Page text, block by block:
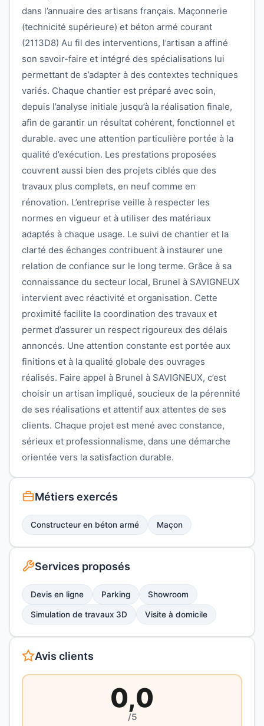
dans l’annuaire des artisans français. Maçonnerie
(technicité supérieure) et béton armé courant
(2113D8) Au fil des interventions, l’artisan a affiné
son savoir-faire et intégré des spécialisations lui
permettant de s’adapter à des contextes techniques
variés. Chaque chantier est préparé avec soin,
depuis l’analyse initiale jusqu’à la réalisation finale,
afin de garantir un résultat cohérent, fonctionnel et
durable. avec une attention particulière portée à la
qualité d’exécution. Les prestations proposées
couvrent aussi bien des projets ciblés que des
travaux plus complets, en neuf comme en
rénovation. L’entreprise veille à respecter les
normes en vigueur et à utiliser des matériaux
adaptés à chaque usage. Le suivi de chantier et la
clarté des échanges contribuent à instaurer une
relation de confiance sur le long terme. Grâce à sa
connaissance du secteur local, Brunel à SAVIGNEUX
intervient avec réactivité et organisation. Cette
proximité facilite la coordination des travaux et
permet d’assurer un respect rigoureux des délais
annoncés. Une attention constante est portée aux
finitions et à la qualité globale des ouvrages
réalisés. Faire appel à Brunel à SAVIGNEUX, c’est
choisir un artisan impliqué, soucieux de la pérennité
de ses réalisations et attentif aux attentes de ses
clients. Chaque projet est mené avec constance,
sérieux et professionnalisme, dans une démarche
orientée vers la satisfaction durable.
Métiers exercés
Constructeur en béton armé Maçon
Services proposés
Devis en ligne Parking Showroom
Simulation de travaux 3D Visite à domicile
Avis clients
0,0
/5